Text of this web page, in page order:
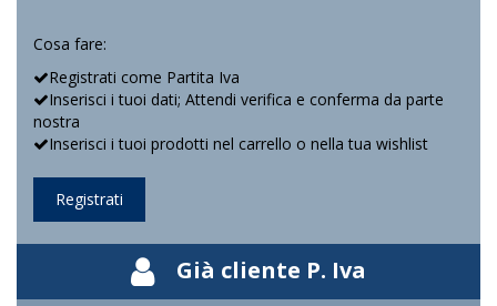
Cosa fare:
Registrati come Partita Iva
Inserisci i tuoi dati; Attendi verifica e conferma da parte
nostra
Inserisci i tuoi prodotti nel carrello o nella tua wishlist
Registrati
Già cliente P. Iva